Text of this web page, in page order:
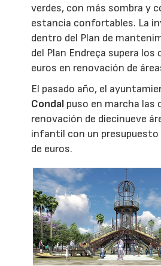
verdes, con más sombra y
estancia confortables. La
dentro del Plan de
del Plan Endreça supera los
euros en renovación de
El pasado año, el
Condal puso en marcha las
renovación de diecinueve
infantil con un presupuesto
de euros.